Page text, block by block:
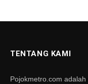
TENTANG KAMI
Pojokmetro.com